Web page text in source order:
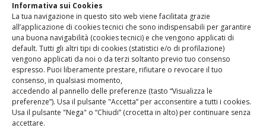
Informativa sui Cookies
La tua navigazione in questo sito web viene facilitata grazie
all’applicazione di cookies tecnici che sono indispensabili per garantire
una buona navigabilità (cookies tecnici) e che vengono applicati di
default. Tutti gli altri tipi di cookies (statistici e/o di profilazione)
vengono applicati da noi o da terzi soltanto previo tuo consenso
espresso. Puoi liberamente prestare, rifiutare o revocare il tuo
consenso, in qualsiasi momento,
accedendo al pannello delle preferenze (tasto “Visualizza le
preferenze”). Usa il pulsante "Accetta” per acconsentire a tutti i cookies.
Usa il pulsante "Nega" o “Chiudi” (crocetta in alto) per continuare senza
accettare.
www.odg.toscana.it – testata registrata presso il Tribunale di
Firenze al nr. 5208 dell’ 08.10.2002. Direttore responsabile:
Giampaolo Marchini – C.F. 80005790482
LINK UTILI
PagoPA
Privacy Policy